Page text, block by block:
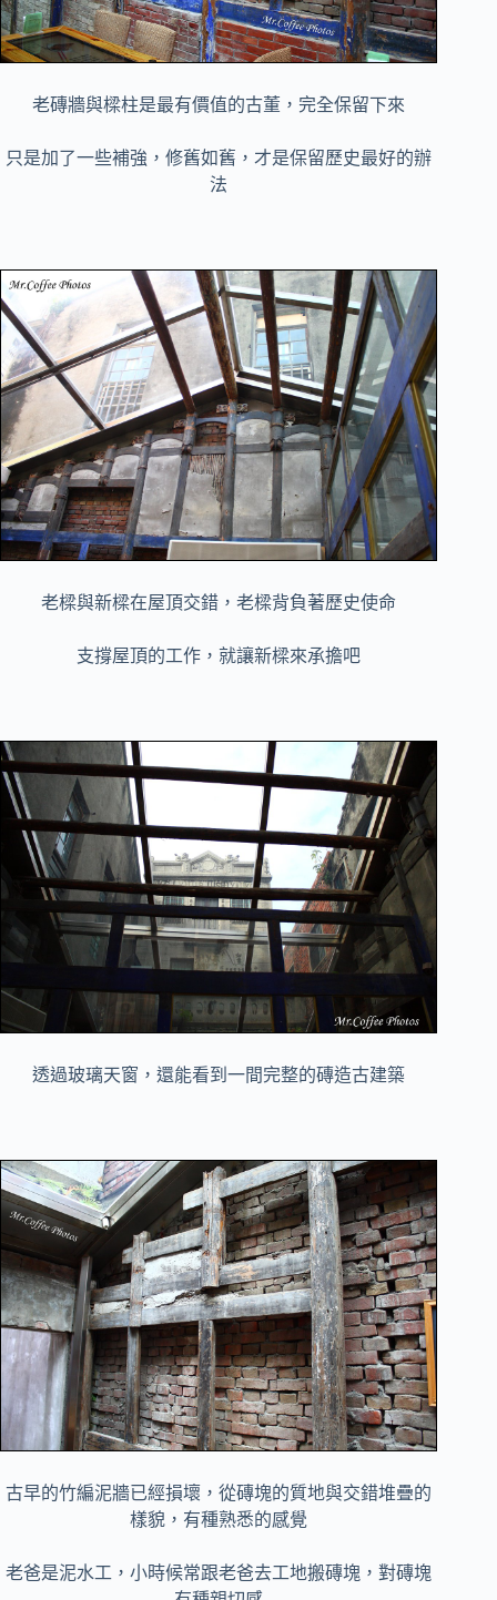
老磚牆與樑柱是最有價值的古董，完全保留下來
只是加了一些補強，修舊如舊，才是保留歷史最好的辦
法
老樑與新樑在屋頂交錯，老樑背負著歷史使命
支撐屋頂的工作，就讓新樑來承擔吧
透過玻璃天窗，還能看到一間完整的磚造古建築
古早的竹編泥牆已經損壞，從磚塊的質地與交錯堆疊的
樣貌，有種熟悉的感覺
老爸是泥水工，小時候常跟老爸去工地搬磚塊，對磚塊